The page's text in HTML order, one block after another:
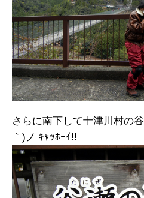
さらに南下して十津川村の
｀)ノ ｷｬｯﾎｰｲ!!